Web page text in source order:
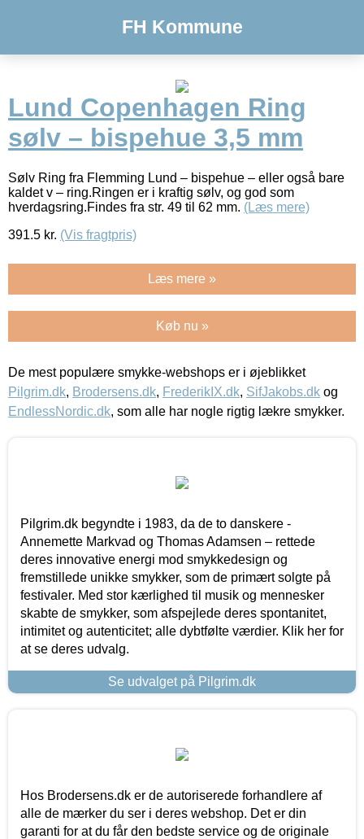
FH Kommune
Lund Copenhagen Ring
sølv – bispehue 3,5 mm
Sølv Ring fra Flemming Lund – bispehue – eller også bare
kaldet v – ring.Ringen er i kraftig sølv, og god som
hverdagsring.Findes fra str. 49 til 62 mm. (Læs mere)
391.5 kr. (Vis fragtpris)
Læs mere »
Køb nu »
De mest populære smykke-webshops er i øjeblikket
Pilgrim.dk, Brodersens.dk, FrederikIX.dk, SifJakobs.dk og
EndlessNordic.dk, som alle har nogle rigtig lækre smykker.
Pilgrim.dk begyndte i 1983, da de to danskere -
Annemette Markvad og Thomas Adamsen – rettede
deres innovative energi mod smykkedesign og
fremstillede unikke smykker, som de primært solgte på
festivaler. Med stor kærlighed til musik og mennesker
skabte de smykker, som afspejlede deres spontanitet,
intimitet og autenticitet; alle dybtfølte værdier. Klik her for
at se deres udvalg.
Se udvalget på Pilgrim.dk
Hos Brodersens.dk er de autoriserede forhandlere af
alle de mærker du ser i deres webshop. Det er din
garanti for at du får den bedste service og de originale